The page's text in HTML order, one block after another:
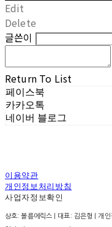
Edit
Delete
글쓴이
Return To List
페이스북
카카오톡
네이버 블로그
이용약관
개인정보처리방침
사업자정보확인
상호: 볼름에릭스 | 대표: 김은형 | 개